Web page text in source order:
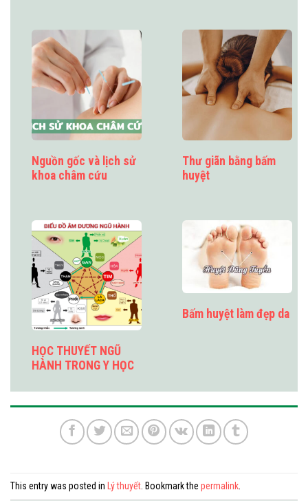
Nguồn gốc và lịch sử
khoa châm cứu
Thư giãn bằng bấm
huyệt
HỌC THUYẾT NGŨ
HÀNH TRONG Y HỌC
Bấm huyệt làm đẹp da
This entry was posted in Lý thuyết . Bookmark the permalink